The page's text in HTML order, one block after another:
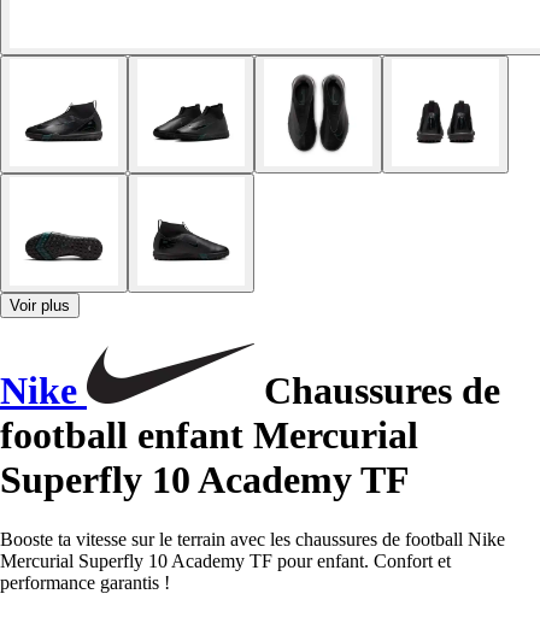
Voir plus
Nike
Chaussures de
football enfant Mercurial
Superfly 10 Academy TF
Booste ta vitesse sur le terrain avec les chaussures de football Nike
Mercurial Superfly 10 Academy TF pour enfant. Confort et
performance garantis !